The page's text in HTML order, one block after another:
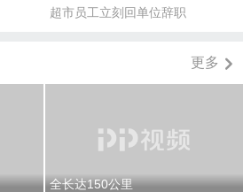
超市员工立刻回单位辞职
更多
全长达150公里